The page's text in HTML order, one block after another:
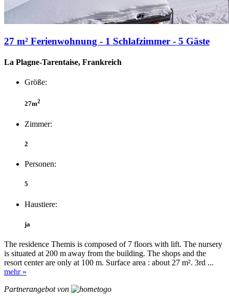
27 m² Ferienwohnung - 1 Schlafzimmer - 5 Gäste
La Plagne-Tarentaise, Frankreich
Größe:
27m2
Zimmer:
2
Personen:
5
Haustiere:
ja
The residence Themis is composed of 7 floors with lift. The nursery
is situated at 200 m away from the building. The shops and the
resort center are only at 100 m. Surface area : about 27 m². 3rd ...
mehr »
Partnerangebot von